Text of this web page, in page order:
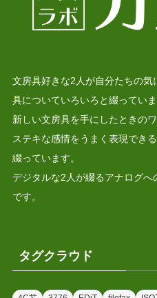
文房具好きな2人が自分たちの
具についていろいろと綴っていま
新しい文房具を手にしたときの
ステキな感情をうまく表現でき
綴っています。
デジタルな2人が綴るアナログ
です。
タグクラウド